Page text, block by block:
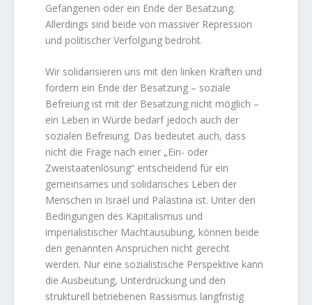
Gefangenen oder ein Ende der Besatzung.
Allerdings sind beide von massiver Repression
und politischer Verfolgung bedroht.
Wir solidarisieren uns mit den linken Kräften und
fordern ein Ende der Besatzung – soziale
Befreiung ist mit der Besatzung nicht möglich –
ein Leben in Würde bedarf jedoch auch der
sozialen Befreiung. Das bedeutet auch, dass
nicht die Frage nach einer „Ein- oder
Zweistaatenlösung“ entscheidend für ein
gemeinsames und solidarisches Leben der
Menschen in Israel und Palästina ist. Unter den
Bedingungen des Kapitalismus und
imperialistischer Machtausübung, können beide
den genannten Ansprüchen nicht gerecht
werden. Nur eine sozialistische Perspektive kann
die Ausbeutung, Unterdrückung und den
strukturell betriebenen Rassismus langfristig